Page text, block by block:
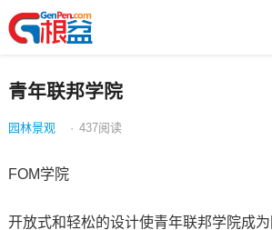
青年联邦学院
园林景观 · 437阅读
FOM学院
开放式和轻松的设计使青年联邦学院成